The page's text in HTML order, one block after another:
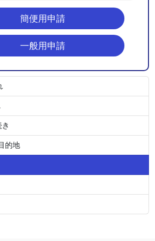
簡便用申請
一般用申請
的地